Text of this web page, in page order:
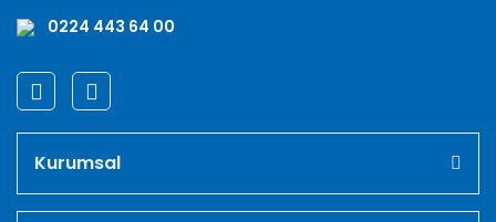
0224 443 64 00
Kurumsal